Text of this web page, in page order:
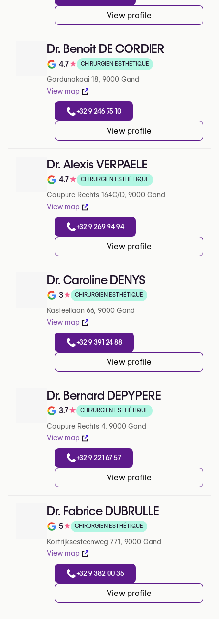
View profile
Dr. Benoit DE CORDIER
Note de 4.7 sur 5 sur Google
4.7★ CHIRURGIEN ESTHÉTIQUE
Gordunakaai 18, 9000 Gand
View map
+32 9 246 75 10
View profile
Dr. Alexis VERPAELE
Note de 4.7 sur 5 sur Google
4.7★ CHIRURGIEN ESTHÉTIQUE
Coupure Rechts 164C/D, 9000 Gand
View map
+32 9 269 94 94
View profile
Dr. Caroline DENYS
Note de 3 sur 5 sur Google
3★ CHIRURGIEN ESTHÉTIQUE
Kasteellaan 66, 9000 Gand
View map
+32 9 391 24 88
View profile
Dr. Bernard DEPYPERE
Note de 3.7 sur 5 sur Google
3.7★ CHIRURGIEN ESTHÉTIQUE
Coupure Rechts 4, 9000 Gand
View map
+32 9 221 67 57
View profile
Dr. Fabrice DUBRULLE
Note de 5 sur 5 sur Google
5★ CHIRURGIEN ESTHÉTIQUE
Kortrijksesteenweg 771, 9000 Gand
View map
+32 9 382 00 35
View profile